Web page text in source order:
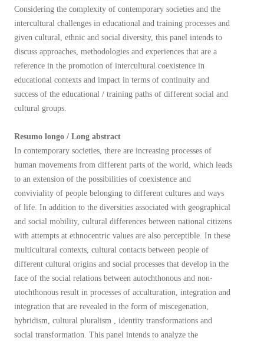
Considering the complexity of contemporary societies and the
intercultural challenges in educational and training processes and
given cultural, ethnic and social diversity, this panel intends to
discuss approaches, methodologies and experiences that are a
reference in the promotion of intercultural coexistence in
educational contexts and impact in terms of continuity and
success of the educational / training paths of different social and
cultural groups.
Resumo longo / Long abstract
In contemporary societies, there are increasing processes of
human movements from different parts of the world, which leads
to an extension of the possibilities of coexistence and
conviviality of people belonging to different cultures and ways
of life. In addition to the diversities associated with geographical
and social mobility, cultural differences between national citizens
with attempts at ethnocentric values are also perceptible. In these
multicultural contexts, cultural contacts between people of
different cultural origins and social processes that develop in the
face of the social relations between autochthonous and non-
utochthonous result in processes of acculturation, integration and
integration that are revealed in the form of miscegenation,
hybridism, cultural pluralism , identity transformations and
social transformation. This panel intends to analyze the